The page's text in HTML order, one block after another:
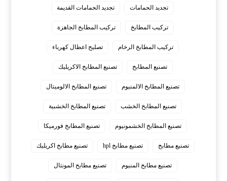
تجديد الحمامات تجديد الحمامات القديمة
تركيب المطابخ تركيب المطابخ الجاهزة
تركيب المطابخ الرخام تصليح اعطال كهرباء
تصنيع المطابخ تصنيع المطابخ الاكريليك
تصنيع المطابخ الالمنيوم تصنيع المطابخ الالوميتال
تصنيع المطابخ الخشب تصنيع المطابخ الخشبية
تصنيع المطابخ الخشمونيوم تصنيع المطابخ فورميكا
تصنيع مطابخ تصنيع مطابخ hpl تصنيع مطابخ اكريليك
تصنيع مطابخ المنيوم تصنيع مطابخ المونتال